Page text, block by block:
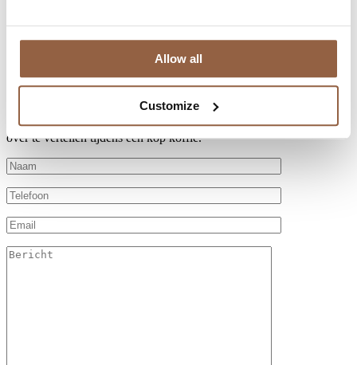
Allow all
Customize
Pinterest
Instagram
Contactformulier
Wilt u meer weten over wie we zijn en wat we u kunnen bieden?
Maak een afspraak zodat we de tijd kunnen nemen om u er alles
over te vertellen tijdens een kop koffie.